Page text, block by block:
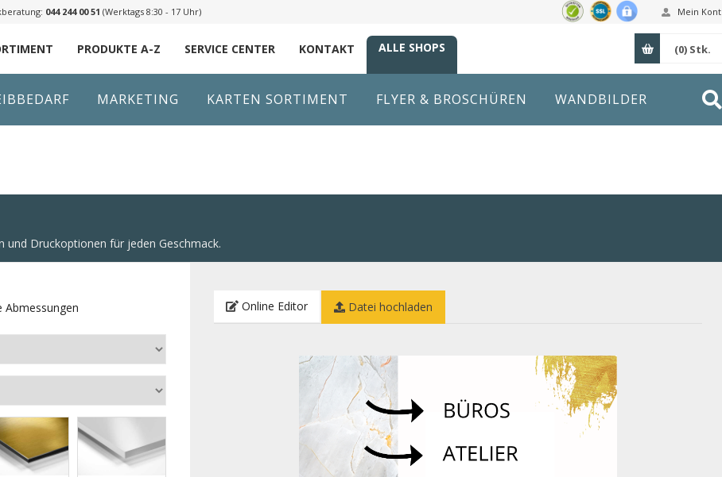
Mein
044 244 00 51 (Werktags 8:30 - 17 Uhr)
PRODUKTE A-Z SERVICE CENTER KONTAKT ALLE SHOPS (0) Stk.
MARKETING KARTEN SORTIMENT FLYER & BROSCHÜREN WANDBILDER
und Druckoptionen für jeden Geschmack.
Abmessungen Online Editor Datei hochladen